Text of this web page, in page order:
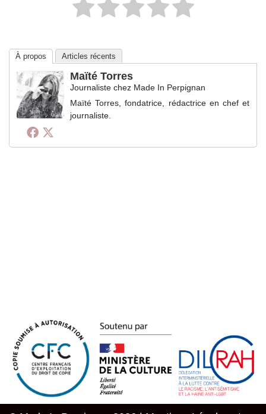
À propos Articles récents
Maïté Torres
Journaliste chez Made In Perpignan
Maïté Torres, fondatrice, rédactrice en chef et
journaliste.